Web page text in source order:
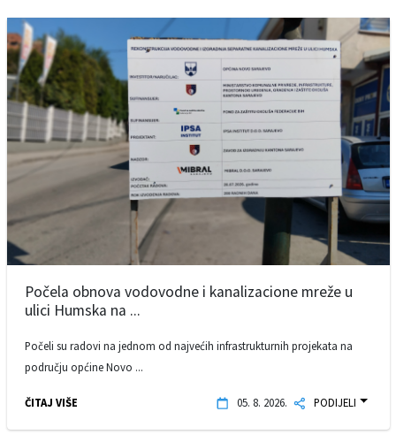
Počela obnova vodovodne i kanalizacione mreže u
ulici Humska na ...
Počeli su radovi na jednom od najvećih infrastrukturnih projekata na
području općine Novo ...
ČITAJ VIŠE 05. 8. 2026. PODIJELI